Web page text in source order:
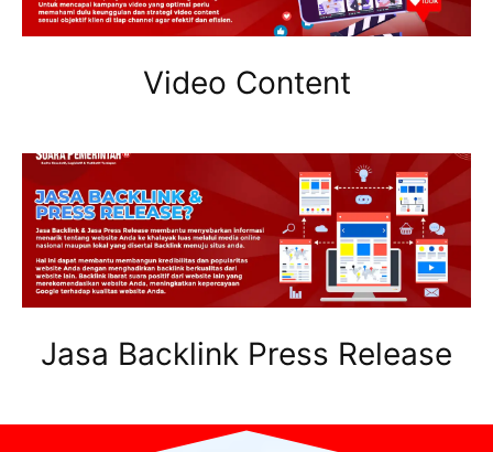
Video Content
Jasa Backlink Press Release